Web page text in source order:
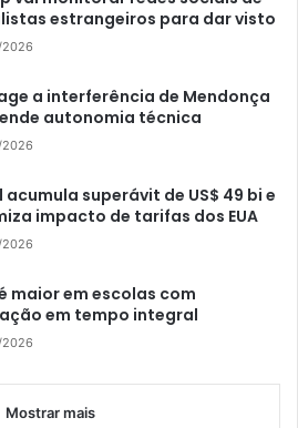
estrangeiros para dar visto
a interferência de Mendonça
autonomia técnica
acumula superávit de US$ 49 bi e
impacto de tarifas dos EUA
maior em escolas com
em tempo integral
Mostrar mais